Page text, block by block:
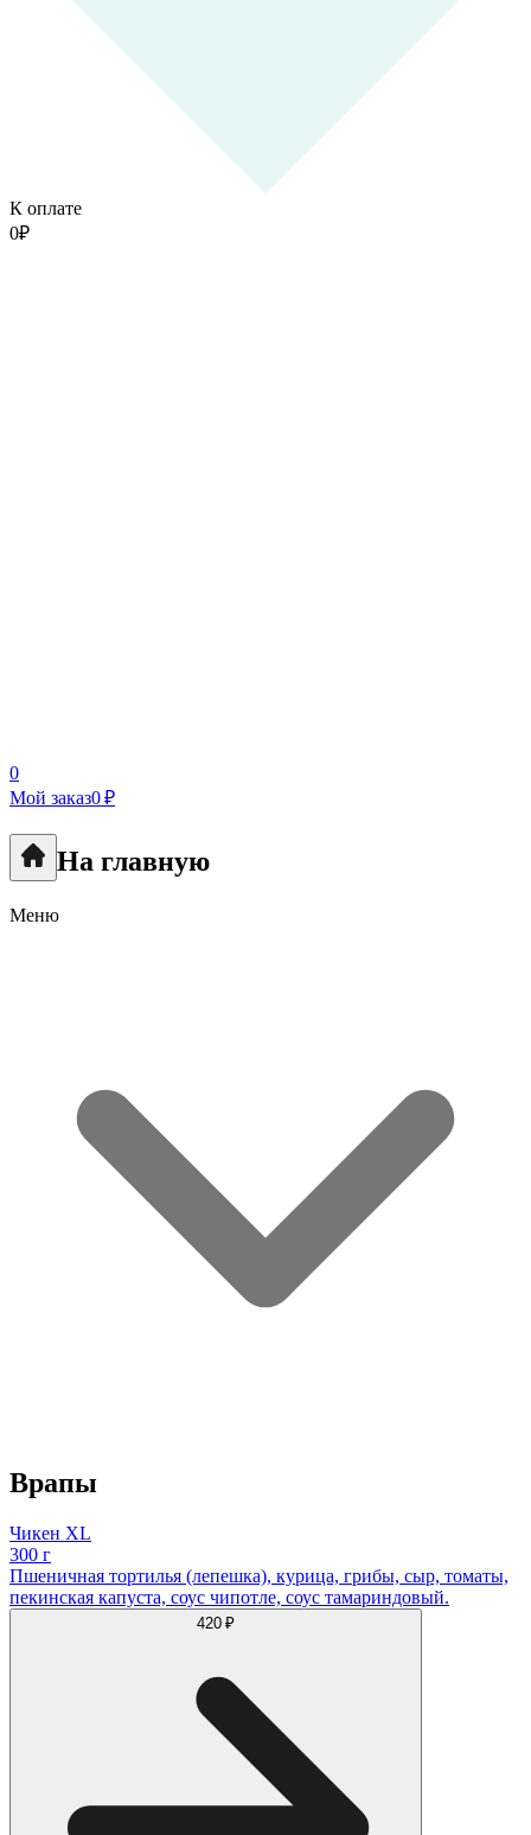
К оплате
0₽
0
Мой заказ0 ₽
На главную
Меню
Врапы
Чикен XL
300 г
Пшеничная тортилья (лепешка), курица, грибы, сыр, томаты,
пекинская капуста, соус чипотле, соус тамариндовый.
420 ₽